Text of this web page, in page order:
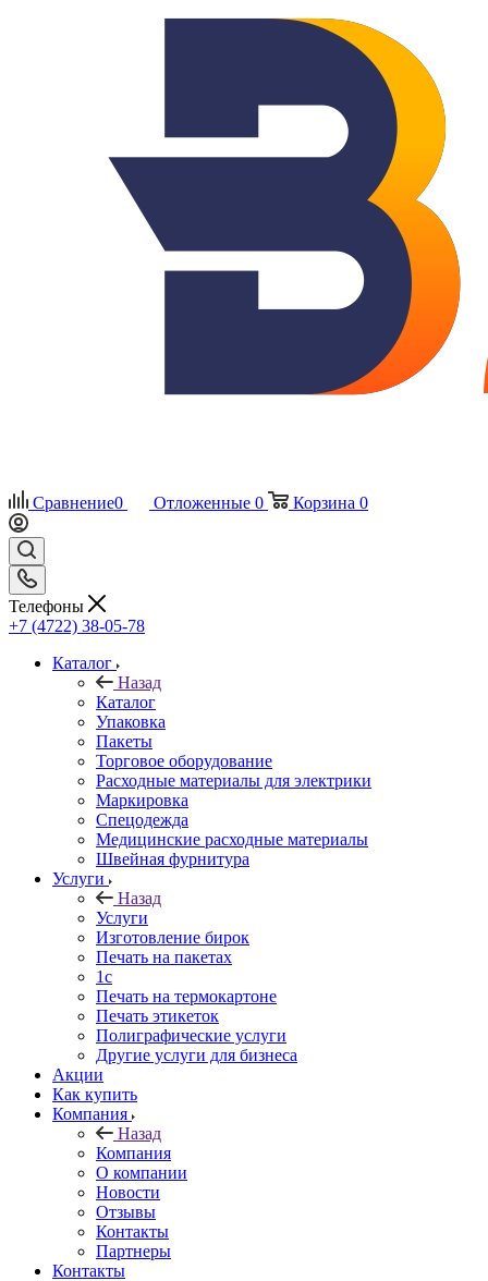
Сравнение0 Отложенные 0 Корзина 0
Телефоны
+7 (4722) 38-05-78
Каталог
Назад
Каталог
Упаковка
Пакеты
Торговое оборудование
Расходные материалы для электрики
Маркировка
Спецодежда
Медицинские расходные материалы
Швейная фурнитура
Услуги
Назад
Услуги
Изготовление бирок
Печать на пакетах
1c
Печать на термокартоне
Печать этикеток
Полиграфические услуги
Другие услуги для бизнеса
Акции
Как купить
Компания
Назад
Компания
О компании
Новости
Отзывы
Контакты
Партнеры
Контакты